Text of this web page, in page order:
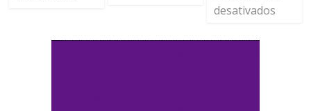
desativados